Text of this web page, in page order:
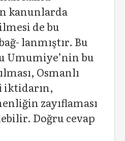
kanunlarda
de bu
lanmıştır. Bu
Umumiye’nin bu
Osmanlı
iktidarın,
zayıflaması
Doğru cevap